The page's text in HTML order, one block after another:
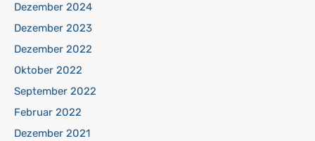
Dezember 2024
Dezember 2023
Dezember 2022
Oktober 2022
September 2022
Februar 2022
Dezember 2021